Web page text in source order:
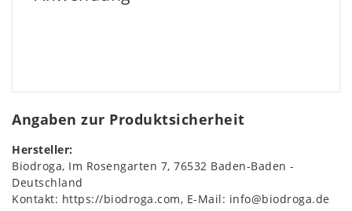
Angaben zur Produktsicherheit
Hersteller:
Biodroga Im Rosengarten 7 76532 Baden-Baden
Deutschland
Kontakt: https://biodroga.com E-Mail: info@biodroga.de